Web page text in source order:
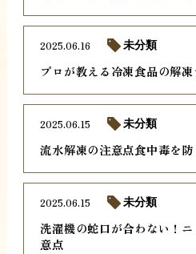
プロが教える冷凍食品の解
2025.06.16 未分類
流水解凍の注意点食中毒を
2025.06.15 未分類
洗濯機の蛇口が合わない！
意点
2025.06.15 未分類